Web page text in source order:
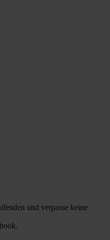
und verpasse keine